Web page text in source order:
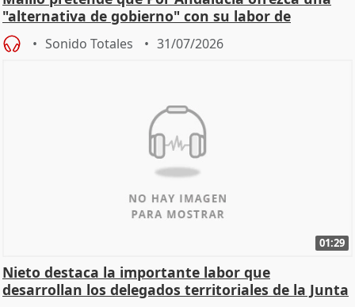
"alternativa de gobierno" con su labor de
oposición
Sonido Totales 31/07/2026
01:29
Nieto destaca la importante labor que
desarrollan los delegados territoriales de la Junta